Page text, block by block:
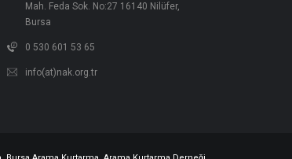
Mah. Feda Sok. No:27 16140 Nilüfer,
Bursa
0 530 601 53 65
info(at)nak.org.tr